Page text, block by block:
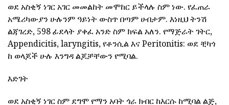
ወደ አስቂኝ ነገር አገር መመልከት መሞከር ይችላሉ ስም ነው. የፈጠራ
አሜሪካውያን ሁሉንም ዓይነት ውስጥ በጣም ሀብታም. እነዚህ ትንሽ
ልጃገረድ, 598 ፊደላት ያቀፈ አንድ ስም ክፍል አለን. የማጅራት ገትር,
Appendicitis, laryngitis, የቶንሲል እና Peritonitis: ወደ ቺካጎ
ከ ወላጆች ሁሉ እንግዳ ልጆቻቸውን የሚባል.
እድገት
ወደ አስቂኝ ነገር ስም ደግሞ የማን አባት ጎራ ክብር ከእርሱ ከሚባል ልጅ,